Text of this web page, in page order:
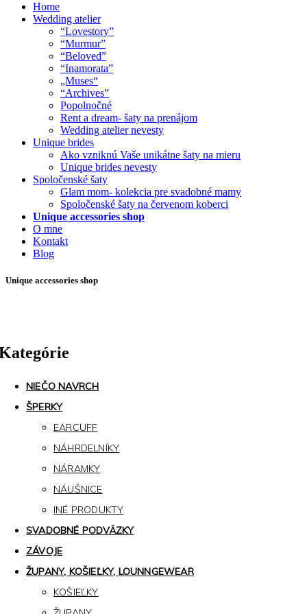
Home
Wedding atelier
“Lovestory”
“Murmur”
“Beloved”
“Inamorata”
„Muses“
“Archives”
Popolnočné
Rent a dream- šaty na prenájom
Wedding atelier nevesty
Unique brides
Ako vzniknú Vaše unikátne šaty na mieru
Unique brides nevesty
Spoločenské šaty
Glam mom- kolekcia pre svadobné mamy
Spoločenské šaty na červenom koberci
Unique accessories shop
O mne
Kontakt
Blog
Unique accessories shop
NIEČO NAVRCH
ŠPERKY
EARCUFF
NÁHRDELNÍKY
NÁRAMKY
NÁUŠNICE
INÉ PRODUKTY
SVADOBNÉ PODVÄZKY
ZÁVOJE
ŽUPANY, KOŠIEĽKY, LOUNNGEWEAR
KOŠIEĽKY